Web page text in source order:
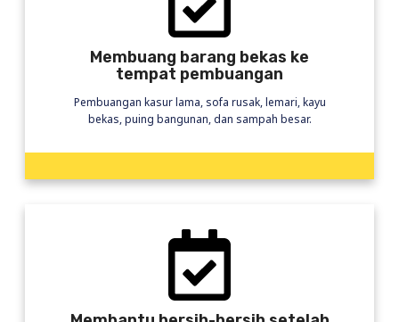
Membuang barang bekas ke
tempat pembuangan
Pembuangan kasur lama, sofa rusak, lemari, kayu
bekas, puing bangunan, dan sampah besar.